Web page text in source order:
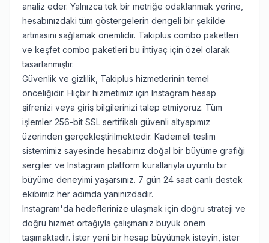
analiz eder. Yalnızca tek bir metriğe odaklanmak yerine,
hesabınızdaki tüm göstergelerin dengeli bir şekilde
artmasını sağlamak önemlidir. Takiplus combo paketleri
ve keşfet combo paketleri bu ihtiyaç için özel olarak
tasarlanmıştır.
Güvenlik ve gizlilik, Takiplus hizmetlerinin temel
önceliğidir. Hiçbir hizmetimiz için Instagram hesap
şifrenizi veya giriş bilgilerinizi talep etmiyoruz. Tüm
işlemler 256-bit SSL sertifikalı güvenli altyapımız
üzerinden gerçekleştirilmektedir. Kademeli teslim
sistemimiz sayesinde hesabınız doğal bir büyüme grafiği
sergiler ve Instagram platform kurallarıyla uyumlu bir
büyüme deneyimi yaşarsınız. 7 gün 24 saat canlı destek
ekibimiz her adımda yanınızdadır.
Instagram'da hedeflerinize ulaşmak için doğru strateji ve
doğru hizmet ortağıyla çalışmanız büyük önem
taşımaktadır. İster yeni bir hesap büyütmek isteyin, ister